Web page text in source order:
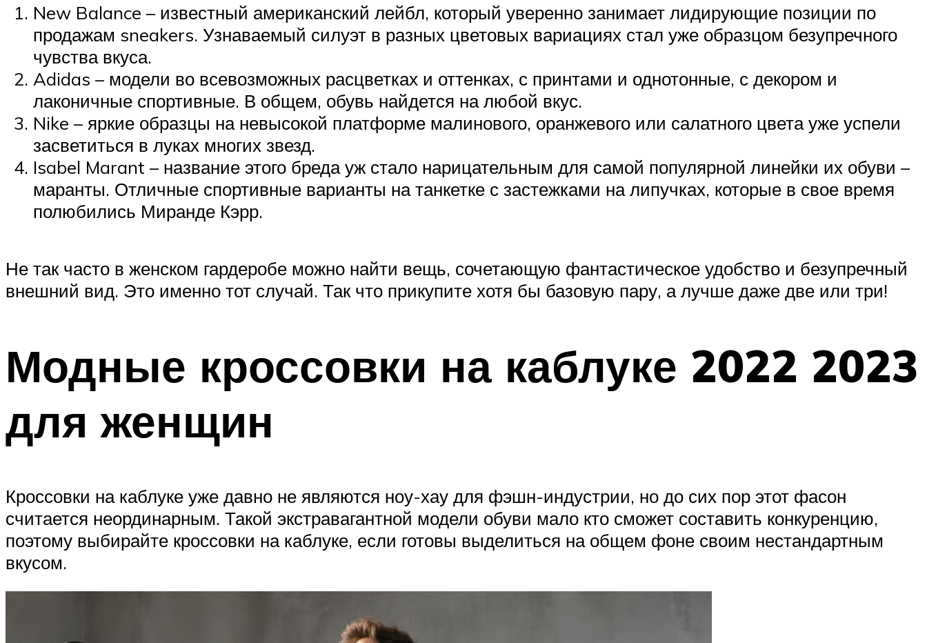
New Balance – известный американский лейбл, который уверенно занимает лидирующие позиции по
продажам sneakers. Узнаваемый силуэт в разных цветовых вариациях стал уже образцом безупречного
чувства вкуса.
Adidas – модели во всевозможных расцветках и оттенках, с принтами и однотонные, с декором и
лаконичные спортивные. В общем, обувь найдется на любой вкус.
Nike – яркие образцы на невысокой платформе малинового, оранжевого или салатного цвета уже успели
засветиться в луках многих звезд.
Isabel Marant – название этого бреда уж стало нарицательным для самой популярной линейки их обуви –
маранты. Отличные спортивные варианты на танкетке с застежками на липучках, которые в свое время
полюбились Миранде Кэрр.
Не так часто в женском гардеробе можно найти вещь, сочетающую фантастическое удобство и безупречный
внешний вид. Это именно тот случай. Так что прикупите хотя бы базовую пару, а лучше даже две или три!
Модные кроссовки на каблуке 2022 2023
для женщин
Кроссовки на каблуке уже давно не являются ноу-хау для фэшн-индустрии, но до сих пор этот фасон
считается неординарным. Такой экстравагантной модели обуви мало кто сможет составить конкуренцию,
поэтому выбирайте кроссовки на каблуке, если готовы выделиться на общем фоне своим нестандартным
вкусом.